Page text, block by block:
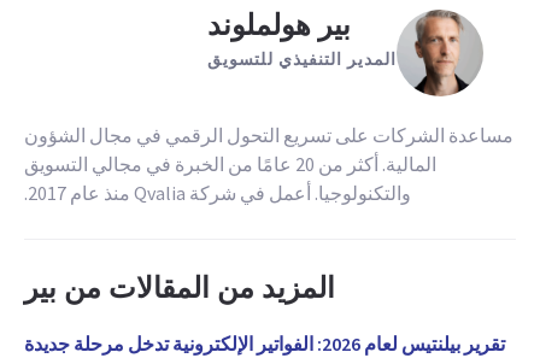
بير هولملوند
المدير التنفيذي للتسويق
مساعدة الشركات على تسريع التحول الرقمي في مجال الشؤون
المالية. أكثر من 20 عامًا من الخبرة في مجالي التسويق
والتكنولوجيا. أعمل في شركة Qvalia منذ عام 2017.
المزيد من المقالات من بير
تقرير بيلنتيس لعام 2026: الفواتير الإلكترونية تدخل مرحلة جديدة